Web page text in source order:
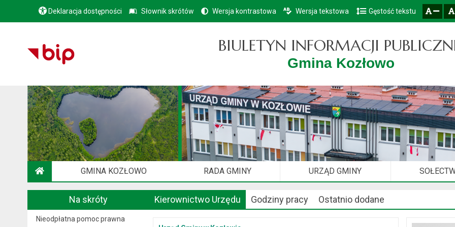
Przejdź do głównego menu
Przejdź do treści
Przejdź do mapy serwisu
Deklaracja dostępności Słownik skrótów Wersja kontrastowa Wersja tekstowa Gęstość tekstu
BIULETYN INFORMACJI
Gmina Kozłowo
GMINA KOZŁOWO RADA GMINY URZĄD GMINY
Na skróty
Nieodpłatna pomoc prawna
Kierownictwo Urzędu Godziny pracy Ostatnio dodane